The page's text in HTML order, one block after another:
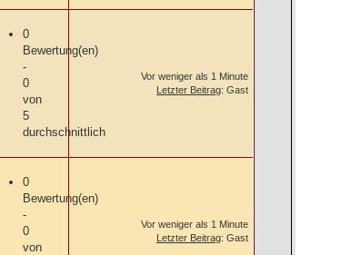
0
Bewertung(en)
-
0
von
5
durchschnittlich
Vor weniger als 1 Minute
Letzter Beitrag: Gast
0
Bewertung(en)
-
0
von
Vor weniger als 1 Minute
Letzter Beitrag: Gast